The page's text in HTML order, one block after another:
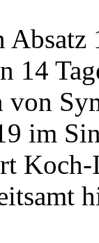
14
von
im